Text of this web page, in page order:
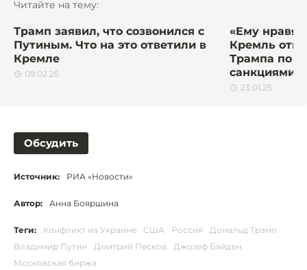
Читайте на тему:
Трамп заявил, что созвонился с
Путиным. Что на это ответили в
Кремле
09.02.25
«Ему
Кремль
Трампа по
санкциями
23.01.25
Обсудить
Источник: РИА «Новости»
Автор: Анна Бояршина
Теги: Конфликт на Украине США Россия
Дональд Трамп
Владимир Путин
Дмитрий Песков
Джозеф Байден
Московская биржа